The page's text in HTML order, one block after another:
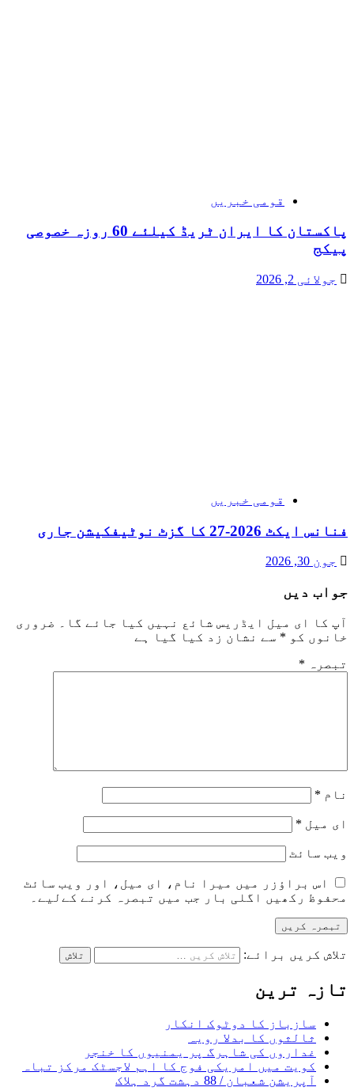
قومی خبریں
پاکستان کا ایران ٹریڈ کیلئے 60 روزہ خصوصی
پیکج
جولائی 2, 2026
قومی خبریں
فنانس ایکٹ 2026-27 کا گزٹ نوٹیفکیشن جاری
جون 30, 2026
جواب دیں
آپ کا ای میل ایڈریس شائع نہیں کیا جائے گا۔
ضروری
خانوں کو * سے نشان زد کیا گیا ہے
تبصرہ *
نام *
ای میل *
ویب‌ سائٹ
اس براؤزر میں میرا نام، ای میل، اور ویب سائٹ
محفوظ رکھیں اگلی بار جب میں تبصرہ کرنے کےلیے۔
تلاش کریں برائے:
تازہ ترین
سازباز کا دوٹوک انکار
ثالثوں کا بدلا رویہ
غداروں کی شاہرگ پر یمنیوں کا خنجر
کویت میں امریکی فوج کا اہم لاجسٹک مرکز تباہ
آپریشن شعبان / 88 دہشت گرد ہلاک